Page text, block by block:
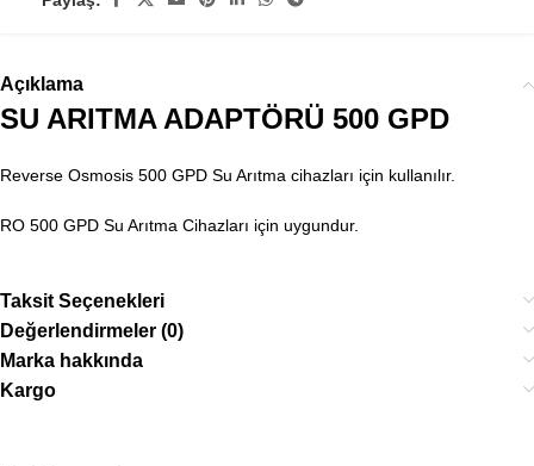
Açıklama
SU ARITMA ADAPTÖRÜ 500 GPD
Reverse Osmosis 500 GPD Su Arıtma cihazları için kullanılır.
RO 500 GPD Su Arıtma Cihazları için uygundur.
Taksit Seçenekleri
Değerlendirmeler (0)
Marka hakkında
Kargo